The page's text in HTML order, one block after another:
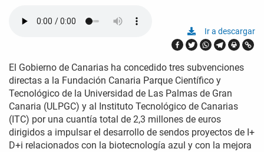
Ir a descargar
El Gobierno de Canarias ha concedido tres subvenciones
directas a la Fundación Canaria Parque Científico y
Tecnológico de la Universidad de Las Palmas de Gran
Canaria (ULPGC) y al Instituto Tecnológico de Canarias
(ITC) por una cuantía total de 2,3 millones de euros
dirigidos a impulsar el desarrollo de sendos proyectos de I+
D+i relacionados con la biotecnología azul y con la mejora